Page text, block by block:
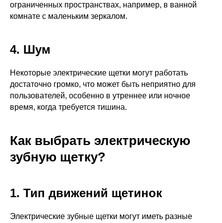
ограниченных пространствах, например, в ванной
комнате с маленьким зеркалом.
4. Шум
Некоторые электрические щетки могут работать
достаточно громко, что может быть неприятно для
пользователей, особенно в утреннее или ночное
время, когда требуется тишина.
Как выбрать электрическую
зубную щетку?
1. Тип движений щетинок
Электрические зубные щетки могут иметь разные